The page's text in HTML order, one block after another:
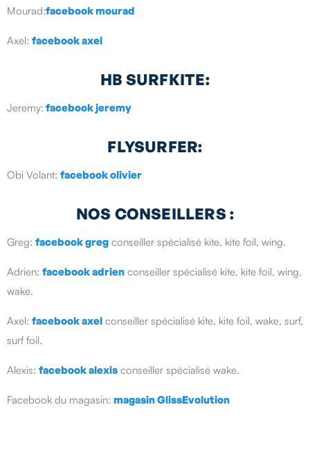
Mourad:facebook mourad
Axel: facebook axel
HB SURFKITE:
Jeremy: facebook jeremy
FLYSURFER:
Obi Volant: facebook olivier
NOS CONSEILLERS :
Greg: facebook greg conseiller spécialisé kite, kite foil, wing.
Adrien: facebook adrien conseiller spécialisé kite, kite foil, wing,
wake.
Axel: facebook axel conseiller spécialisé kite, kite foil, wake, surf,
surf foil.
Alexis: facebook alexis conseiller spécialisé wake.
Facebook du magasin: magasin GlissEvolution